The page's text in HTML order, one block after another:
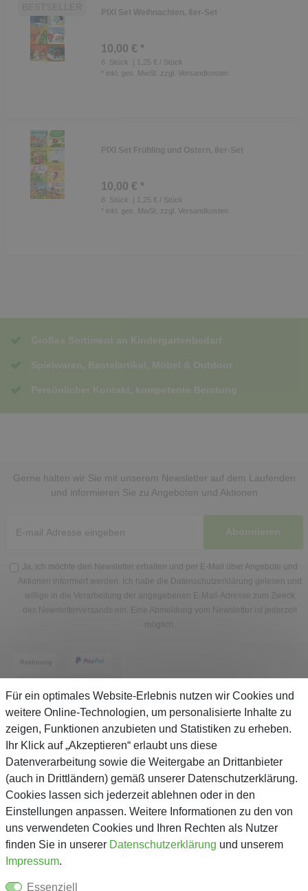
PIXI Set Weihnachten, 8er-Set
10,00 € *
8 Stück
| 1,25 € / Stück
* inkl. ges. MwSt. zzgl. Versandkosten
PIXI Set Frühling und Ostern, 8er-Set
10,00 € *
8 Stück
| 1,25 € / Stück
* inkl. ges. MwSt. zzgl. Versandkosten
Großes Sortiment an Kindergartenbedarf
Spielwaren, Bastelartikel, Möbel & Outdoor
Persönlicher Kontakt, kompetente Beratung
Gerne halten wir Sie mit unserem Newsletter auf dem Laufenden
und informieren Sie zu Angeboten und Aktionen
Abonnieren
Ja, ich möchte den Newsletter erhalten und per E-Mail über Angebote und
Aktionen informiert werden. Ich habe die Datenschutzerklärung gelesen und
willige in die Verarbeitung der angegebenen E-Mail-Adresse zum Zweck
des Newsletterversands ein. Eine Abmeldung vom Newsletter ist jederzeit
möglich.
Service
Unternehmen
Kontaktformular
AGB
Für ein optimales Website-Erlebnis nutzen wir Cookies und
weitere Online-Technologien, um personalisierte Inhalte zu
zeigen, Funktionen anzubieten und Statistiken zu erheben.
Ihr Klick auf „Akzeptieren“ erlaubt uns diese
Datenverarbeitung sowie die Weitergabe an Drittanbieter
(auch in Drittländern) gemäß unserer Datenschutzerklärung.
Cookies lassen sich jederzeit ablehnen oder in den
Einstellungen anpassen. Weitere Informationen zu den von
uns verwendeten Cookies und Ihren Rechten als Nutzer
finden Sie in unserer Daten­schutz­erklärung und unserem
Impressum.
Essenziell